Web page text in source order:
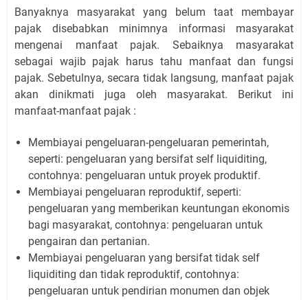
Banyaknya masyarakat yang belum taat membayar
pajak disebabkan minimnya informasi masyarakat
mengenai manfaat pajak. Sebaiknya masyarakat
sebagai wajib pajak harus tahu manfaat dan fungsi
pajak. Sebetulnya, secara tidak langsung, manfaat pajak
akan dinikmati juga oleh masyarakat. Berikut ini
manfaat-manfaat pajak :
Membiayai pengeluaran-pengeluaran pemerintah,
seperti: pengeluaran yang bersifat self liquiditing,
contohnya: pengeluaran untuk proyek produktif.
Membiayai pengeluaran reproduktif, seperti:
pengeluaran yang memberikan keuntungan ekonomis
bagi masyarakat, contohnya: pengeluaran untuk
pengairan dan pertanian.
Membiayai pengeluaran yang bersifat tidak self
liquiditing dan tidak reproduktif, contohnya:
pengeluaran untuk pendirian monumen dan objek